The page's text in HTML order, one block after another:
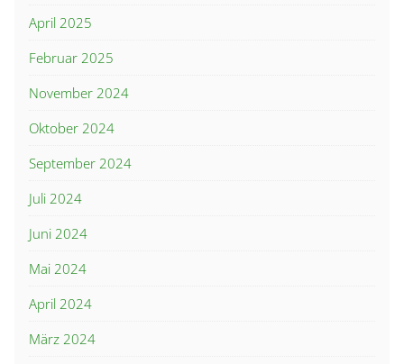
April 2025
Februar 2025
November 2024
Oktober 2024
September 2024
Juli 2024
Juni 2024
Mai 2024
April 2024
März 2024